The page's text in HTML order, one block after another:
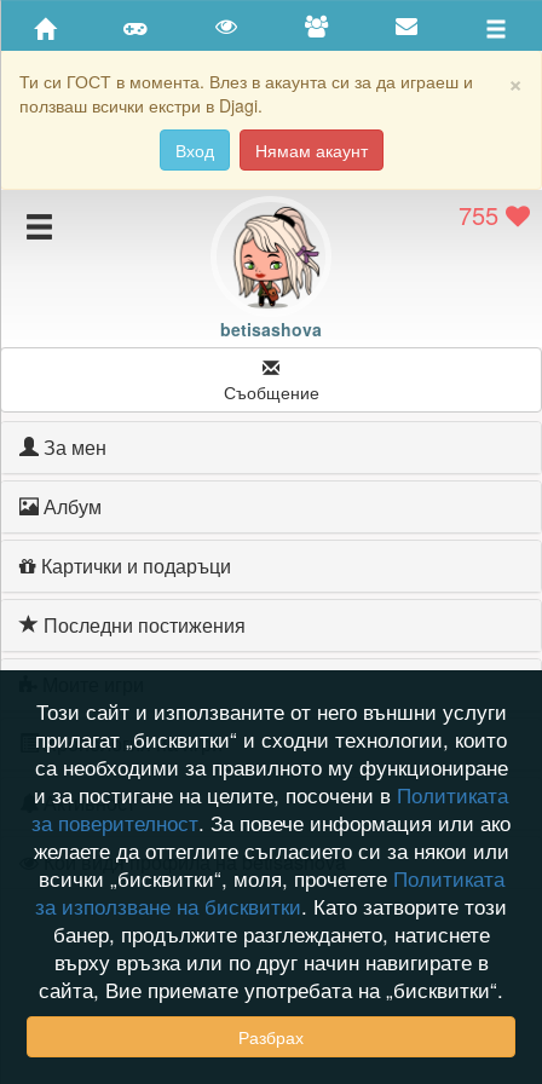
×
Ти си ГОСТ в момента. Влез в акаунта си за да играеш и
ползваш всички екстри в Djagi.
Вход
Нямам акаунт
Приятели
Хронология на игри
Подаръците на betisashova
Картичките на betisashova
Блокирай betisashova
755
betisashova
Съобщение
За мен
Албум
Картички и подаръци
Последни постижения
Хронология на игри
Активност
Кой видя профила на betisashova
Този сайт и използваните от него външни услуги
прилагат „бисквитки“ и сходни технологии, които
са необходими за правилното му функциониране
и за постигане на целите, посочени в Политиката
за поверителност. За повече информация или ако
желаете да оттеглите съгласието си за някои или
всички „бисквитки“, моля, прочетете Политиката
за използване на бисквитки. Като затворите този
банер, продължите разглеждането, натиснете
върху връзка или по друг начин навигирате в
сайта, Вие приемате употребата на „бисквитки“.
Разбрах